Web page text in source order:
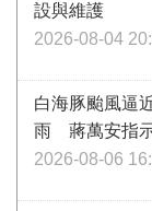
設與維護
2026-08-04
白海豚颱風逼
雨 蔣萬安指
2026-08-06